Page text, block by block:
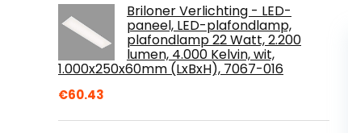
Briloner Verlichting - LED-
paneel, LED-plafondlamp,
plafondlamp 22 Watt, 2.200
lumen, 4.000 Kelvin, wit,
1.000x250x60mm (LxBxH), 7067-016
€60.43